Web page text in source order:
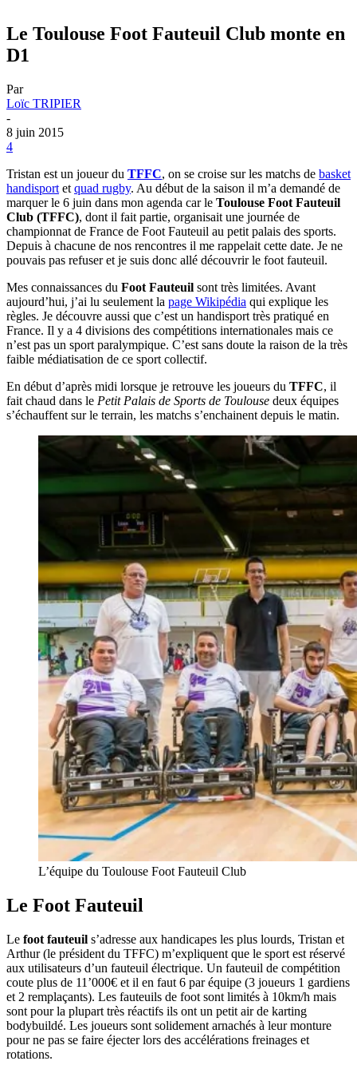
Le Toulouse Foot Fauteuil Club monte en
D1
Par
Loïc TRIPIER
-
8 juin 2015
4
Tristan est un joueur du TFFC, on se croise sur les matchs de basket
handisport et quad rugby. Au début de la saison il m’a demandé de
marquer le 6 juin dans mon agenda car le Toulouse Foot Fauteuil
Club (TFFC), dont il fait partie, organisait une journée de
championnat de France de Foot Fauteuil au petit palais des sports.
Depuis à chacune de nos rencontres il me rappelait cette date. Je ne
pouvais pas refuser et je suis donc allé découvrir le foot fauteuil.
Mes connaissances du Foot Fauteuil sont très limitées. Avant
aujourd’hui, j’ai lu seulement la page Wikipédia qui explique les
règles. Je découvre aussi que c’est un handisport très pratiqué en
France. Il y a 4 divisions des compétitions internationales mais ce
n’est pas un sport paralympique. C’est sans doute la raison de la très
faible médiatisation de ce sport collectif.
En début d’après midi lorsque je retrouve les joueurs du TFFC, il
fait chaud dans le Petit Palais de Sports de Toulouse deux équipes
s’échauffent sur le terrain, les matchs s’enchainent depuis le matin.
L’équipe du Toulouse Foot Fauteuil Club
Le Foot Fauteuil
Le foot fauteuil s’adresse aux handicapes les plus lourds, Tristan et
Arthur (le président du TFFC) m’expliquent que le sport est réservé
aux utilisateurs d’un fauteuil électrique. Un fauteuil de compétition
coute plus de 11’000€ et il en faut 6 par équipe (3 joueurs 1 gardiens
et 2 remplaçants). Les fauteuils de foot sont limités à 10km/h mais
sont pour la plupart très réactifs ils ont un petit air de karting
bodybuildé. Les joueurs sont solidement arnachés à leur monture
pour ne pas se faire éjecter lors des accélérations freinages et
rotations.